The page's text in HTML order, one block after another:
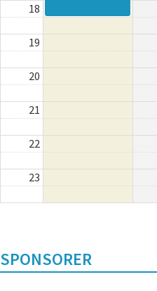
18
19
20
21
22
23
SPONSORER